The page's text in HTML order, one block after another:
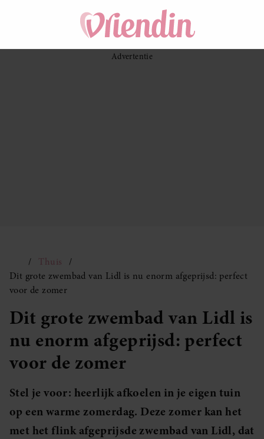
Thuis
Dit grote zwembad van Lidl is nu enorm afgeprijsd: perfect
voor de zomer
Dit grote zwembad van Lidl is
nu enorm afgeprijsd: perfect
voor de zomer
Stel je voor: heerlijk afkoelen in je eigen tuin
op een warme zomerdag. Deze zomer kan het
met het flink afgeprijsde zwembad van Lidl, dat